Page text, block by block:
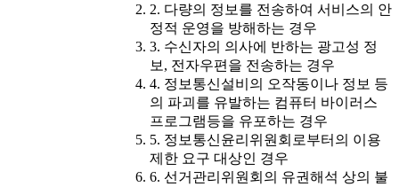
2. 다량의 정보를 전송하여 서비스의 안
정적 운영을 방해하는 경우
3. 수신자의 의사에 반하는 광고성 정
보, 전자우편을 전송하는 경우
4. 정보통신설비의 오작동이나 정보 등
의 파괴를 유발하는 컴퓨터 바이러스
프로그램등을 유포하는 경우
5. 정보통신윤리위원회로부터의 이용
제한 요구 대상인 경우
6. 선거관리위원회의 유권해석 상의 불